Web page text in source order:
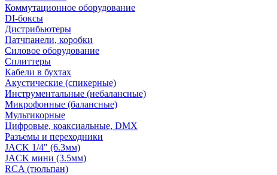
Коммутационное оборудование
DI-боксы
Дистрибьютеры
Патчпанели, коробки
Силовое оборудование
Сплиттеры
Кабели в бухтах
Акустические (спикерные)
Инструментальные (небалансные)
Микрофонные (балансные)
Мультикорные
Цифровые, коаксиальные, DMX
Разъемы и переходники
JACK 1/4" (6.3мм)
JACK мини (3.5мм)
RCA (тюльпан)